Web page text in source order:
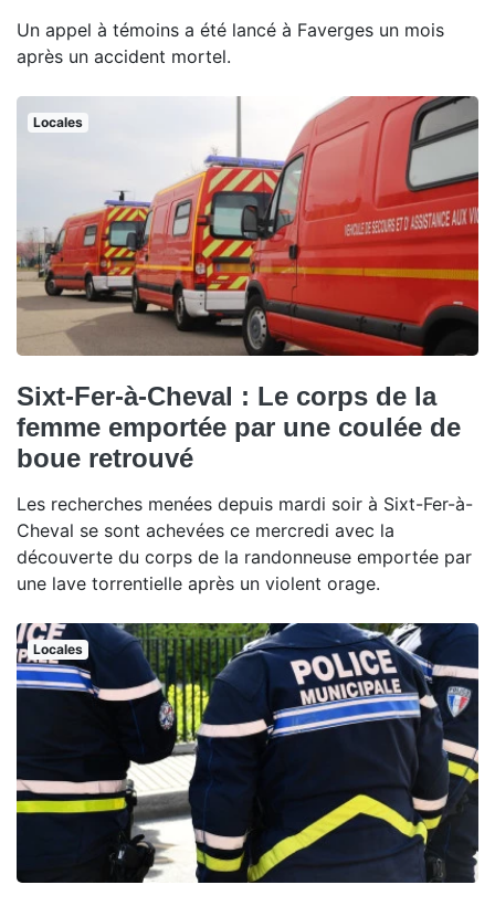
Un appel à témoins a été lancé à Faverges un mois
après un accident mortel.
Locales
Sixt-Fer-à-Cheval : Le corps de la
femme emportée par une coulée de
boue retrouvé
Les recherches menées depuis mardi soir à Sixt-Fer-à-
Cheval se sont achevées ce mercredi avec la
découverte du corps de la randonneuse emportée par
une lave torrentielle après un violent orage.
Locales